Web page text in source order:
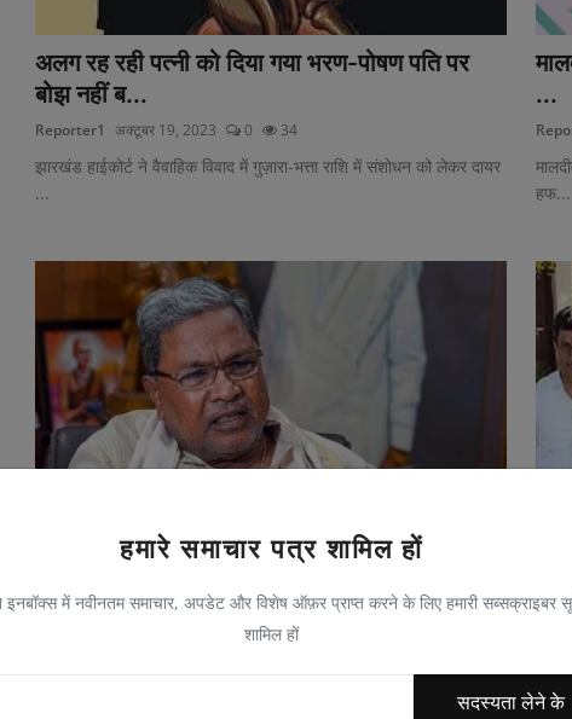
हमारे समाचार पत्र शामिल हों
में नवीनतम समाचार, अपडेट और विशेष ऑफ़र प्राप्त करने के लिए हमारी सब्सक्राइबर
शामिल हों
सदस्यता लेने के
अलग रह रही पत्नी को दिया गया भरण-पोषण पति पर
बोझ नहीं ब...
Reporter1 अक्टूबर 19, 2023 0 34
झारखंड हाईकोर्ट ने वैवाहिक विवाद में गुज़ारा-भत्ता राशि में संशोधन को लेकर दायर
...
...
हफ...
Reporter1 अक्टूबर 18, 2023 0 33
निश...